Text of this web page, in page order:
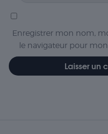
Enregistrer mon nom,
le navigateur pour